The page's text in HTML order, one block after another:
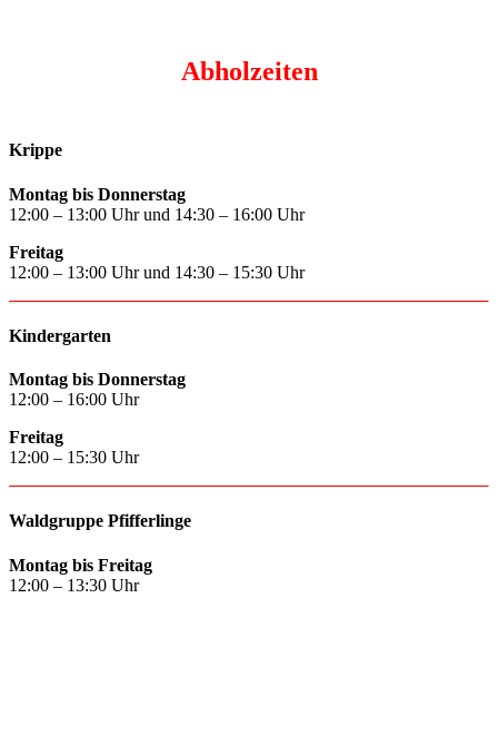
Abholzeiten
Krippe
Montag bis Donnerstag
12:00 – 13:00 Uhr und 14:30 – 16:00 Uhr
Freitag
12:00 – 13:00 Uhr und 14:30 – 15:30 Uhr
Kindergarten
Montag bis Donnerstag
12:00 – 16:00 Uhr
Freitag
12:00 – 15:30 Uhr
Waldgruppe Pfifferlinge
Montag bis Freitag
12:00 – 13:30 Uhr